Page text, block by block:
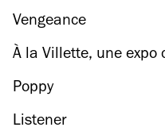
Vengeance
À la Villette, une
découvrir les stars de
Poppy
Listener